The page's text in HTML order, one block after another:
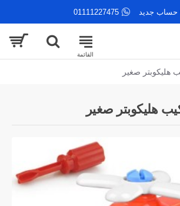
حساب جديد 01111227475
هليكوبتر صغير
هليكوبتر صغير